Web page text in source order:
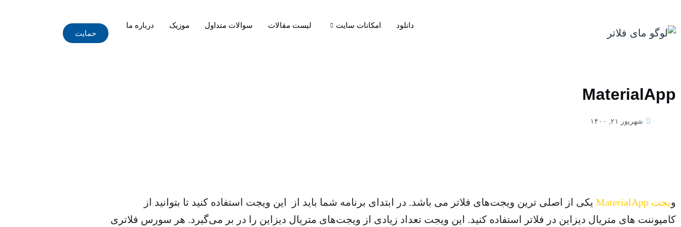
دانلود امکانات سایت لیست مقالات سوالات متداول موزیک
درباره ما
حمایت
MaterialApp
شهریور ۲۱, ۱۴۰۰
ویجت MaterialApp
یکی از اصلی ترین ویجت‌های فلاتر می باشد. در ابتدای برنامه شما باید از این ویجت استفاده کنید تا بتوانید از
کامپوننت های متریال دیزاین در فلاتر استفاده کنید. این ویجت تعداد زیادی از ویجت‌های متریال دیزاین را در بر می‌گیرد. هر سورس فلاتری